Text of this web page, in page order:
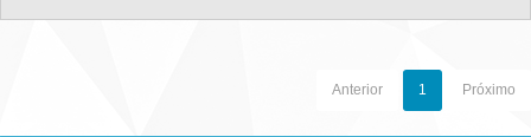
Anterior 1 Próximo